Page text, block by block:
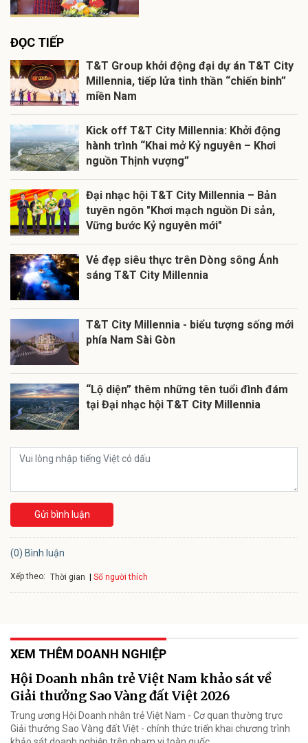
ĐỌC TIẾP
T&T Group khởi động đại dự án T&T City
Millennia, tiếp lửa tinh thần “chiến binh”
miền Nam
Kick off T&T City Millennia: Khởi động
hành trình “Khai mở Kỷ nguyên – Khơi
nguồn Thịnh vượng”
Đại nhạc hội T&T City Millennia – Bản
tuyên ngôn "Khơi mạch nguồn Di sản,
Vững bước Kỷ nguyên mới"
Vẻ đẹp siêu thực trên Dòng sông Ánh
sáng T&T City Millennia
T&T City Millennia - biểu tượng sống mới
phía Nam Sài Gòn
“Lộ diện” thêm những tên tuổi đình đám
tại Đại nhạc hội T&T City Millennia
Gửi bình luận
(0) Bình luận
Xếp theo: Thời gian Số người thích
XEM THÊM DOANH NGHIỆP
Hội Doanh nhân trẻ Việt Nam khảo sát về
Giải thưởng Sao Vàng đất Việt 2026
Trung ương Hội Doanh nhân trẻ Việt Nam - Cơ quan thường trực
Giải thưởng Sao Vàng đất Việt - chính thức triển khai chương trình